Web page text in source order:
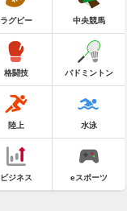
ラグビー 中央競馬
格闘技 バドミントン
陸上 水泳
ビジネス eスポーツ